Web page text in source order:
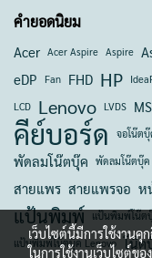
คำยอดนิยม
Acer Acer Aspire Aspire
eDP Fan FHD HP
LCD Lenovo LVDS
คีย์บอร์ด จอโน๊ต
พัดลมโน๊ตบุ๊ค พัดลมโน๊ตบุ๊ค
สายแพร สายแพรจอ ห
แป้นพิมพ์ แป้นพิมพ์โน๊ต
แป้นพิมพ์โน๊ตบุ๊ค Lenovo โน๊ต
เว็บไซต์นี้มีการใช้งาน
ในการใช้งานเว็บไซต์ข